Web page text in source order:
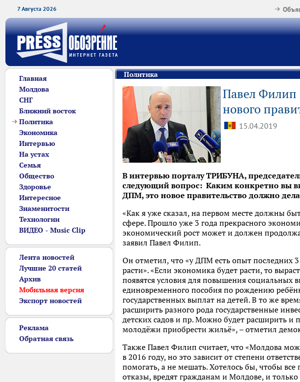
7 Августа 2026
Главная
Молдова
СНГ
Ближний восток
Политика
Экономика
Интервью
На устах
Семья
Общество
Здоровье
Интересное
Знаменитости
Технологии
ВИДЕО - Music Clip
Лента новостей
Лучшие 20 статей
Архив
Мобильная версия
Экспорт новостей
Реклама
Обратная связь
Политика
Павел Филип
нового
15.04.2019
В интервью порталу ТРИБУНА,
следующий вопрос: Каким конкретно вы
ДПМ, это новое правительство должно
«Как я уже сказал, на первом месте должны
сфере. Прошло уже 3 года прекрасного
экономический рост может и должен
заявил Павел Филип.
Он отметил, что «у ДПМ есть опыт последних
расти». «Если экономика будет расти, то
появятся условия для повышения социальных
единовременного пособия по рождению
государственных выплат на детей. В то же
расширить разного рода государственные
детских садов и пр. Можно будет расширить
молодёжи приобрести жильё», – отметил
Также Павел Филип считает, что «Молдова
в 2016 году, но это зависит от степени
помогать, а не мешать. Хотелось бы, чтобы
отказы, вредят гражданам и Молдове, и